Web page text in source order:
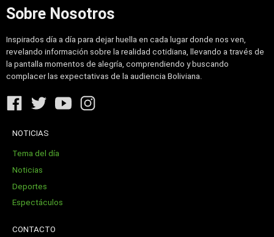
Sobre Nosotros
Inspirados día a día para dejar huella en cada lugar donde nos ven,
revelando información sobre la realidad cotidiana, llevando a través de
la pantalla momentos de alegría, comprendiendo y buscando
complacer las expectativas de la audiencia Boliviana.
NOTICIAS
Tema del día
Noticias
Deportes
Espectáculos
CONTACTO